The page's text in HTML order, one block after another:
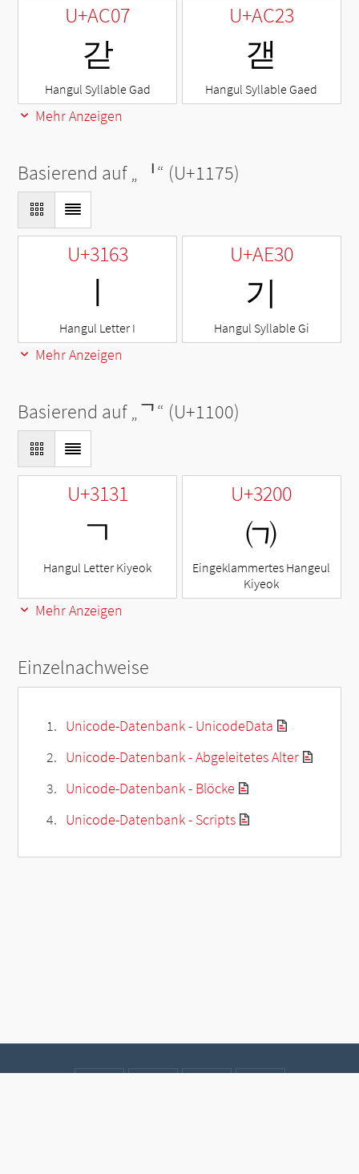
U+AC07
갇
Hangul Syllable Gad
U+AC23
갣
Hangul Syllable Gaed
Mehr Anzeigen
Basierend auf „ ᅵ“ (U+1175)
U+3163
ㅣ
Hangul Letter I
U+AE30
기
Hangul Syllable Gi
Mehr Anzeigen
Basierend auf „ᄀ“ (U+1100)
U+3131
ㄱ
Hangul Letter Kiyeok
U+3200
㈀
Eingeklammertes Hangeul
Kiyeok
Mehr Anzeigen
Einzelnachweise
Unicode-Datenbank - UnicodeData
Unicode-Datenbank - Abgeleitetes Alter
Unicode-Datenbank - Blöcke
Unicode-Datenbank - Scripts